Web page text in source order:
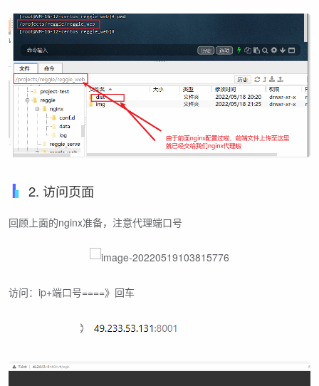
2. 访问页面
回顾上面的nginx准备，注意代理端口号
访问：ip+端口号====》回车